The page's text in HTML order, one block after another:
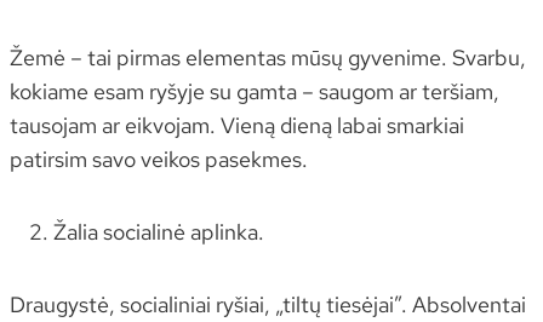
Žemė – tai pirmas elementas mūsų gyvenime. Svarbu,
kokiame esam ryšyje su gamta – saugom ar teršiam,
tausojam ar eikvojam. Vieną dieną labai smarkiai
patirsim savo veikos pasekmes.
Žalia socialinė aplinka.
Draugystė, socialiniai ryšiai, „tiltų tiesėjai”. Absolventai